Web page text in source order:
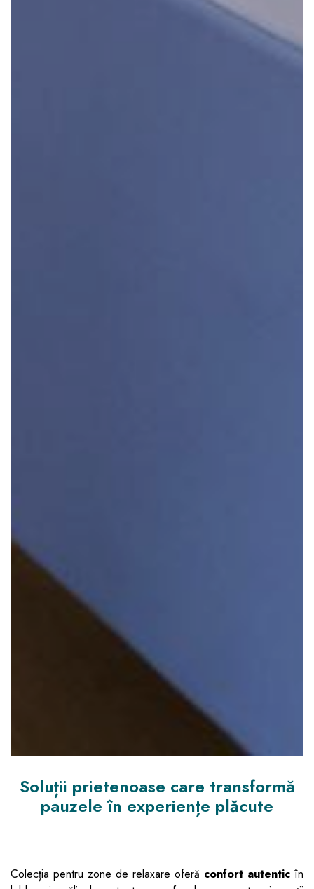
Soluții prietenoase care transformă
pauzele în experiențe plăcute
Colecția pentru zone de relaxare oferă confort autenticîn